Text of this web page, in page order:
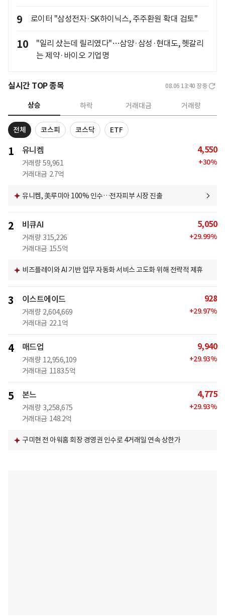
9 로이터 "삼성전자·SK하이닉스, 주주환원 확대 검토"
10
"일리 샀는데 릴리였다"…삼양·삼성·현대도, 헷갈리
는 제약·바이오 기업명
실시간 TOP 종목 08.06 13:40 장중
상승 하락 거래대금 거래량
전체 코스피 코스닥 ETF
1 유니켐
거래량 59,961
거래대금 2.7억
4,550
+30%
유니켐, 美루미아 100% 인수…전자피부 시장 진출
2 비큐AI
거래량 315,226
거래대금 15.5억
5,050
+29.99%
비즈플레이와 AI 기반 업무 자동화 서비스 고도화 위해 전략적 제휴
3 이스트에이드
거래량 2,604,669
거래대금 22.1억
928
+29.97%
4 매드업
거래량 12,956,109
거래대금 1183.5억
9,940
+29.93%
5 본느
거래량 3,258,675
거래대금 148.2억
4,775
+29.93%
구미현 전 아워홈 회장 경영권 인수로 4거래일 연속 상한가